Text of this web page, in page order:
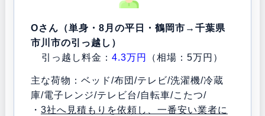
Oさん（単身・8月の平日・鶴岡市→千葉県
市川市の引っ越し）
引っ越し料金：4.3万円 （相場：5万円）
主な荷物：ベッド/布団/テレビ/洗濯機/冷蔵
庫/電子レンジ/テレビ台/自転車/こたつ/
・ 3社へ見積もりを依頼し、一番安い業者に